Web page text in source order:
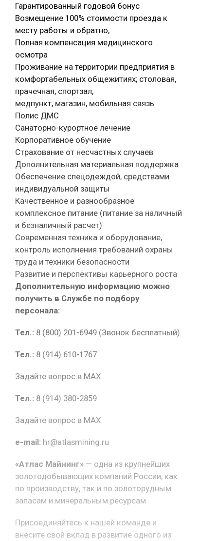
Гарантированный годовой бонус
Возмещение 100% стоимости проезда к
месту работы и обратно,
Полная компенсация медицинского
осмотра
Проживание на территории предприятия в
комфортабельных общежитиях; столовая,
прачечная, спортзал,
медпункт, магазин, мобильная связь
Полис ДМС
Санаторно-курортное лечение
Корпоративное обучение
Страхование от несчастных случаев
Дополнительная материальная поддержка
Обеспечение спецодеждой, средствами
индивидуальной защиты
Качественное и разнообразное
комплексное питание (питание за наличный
и безналичный расчет)
Современная техника и оборудование,
контроль исполнения требований охраны
труда и техники безопасности
Развитие и перспективы карьерного роста
Дополнительную информацию можно
получить в Службе по подбору
персонала:
Тел.: 8 (800) 201-6949 (Звонок бесплатный)
Тел.: 8 (914) 610-1767
Задайте вопрос в MAX
Тел.: 8 (914) 380-2859
Задайте вопрос в MAX
e-mail: hr@atlasmining.ru
«Атлас Майнинг» — одна из крупнейших
золотодобывающих компаний России, как
по производству, так и по золоторудным
запасам и минеральным ресурсам
Присоединяйтесь к нашей команде и
внесите свой вклад в развитие одного из